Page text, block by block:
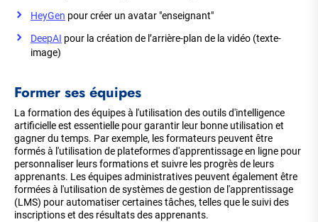
HeyGen pour créer un avatar "enseignant"
DeepAI pour la création de l’arrière-plan de la vidéo (texte-
image)
Former ses équipes
La formation des équipes à l'utilisation des outils d'intelligence
artificielle est essentielle pour garantir leur bonne utilisation et
gagner du temps. Par exemple, les formateurs peuvent être
formés à l'utilisation de plateformes d'apprentissage en ligne pour
personnaliser leurs formations et suivre les progrès de leurs
apprenants. Les équipes administratives peuvent également être
formées à l'utilisation de systèmes de gestion de l'apprentissage
(LMS) pour automatiser certaines tâches, telles que le suivi des
inscriptions et des résultats des apprenants.